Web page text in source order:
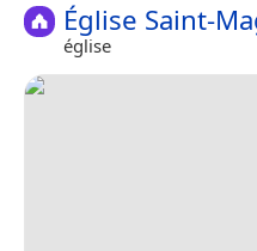
Église Saint-
église